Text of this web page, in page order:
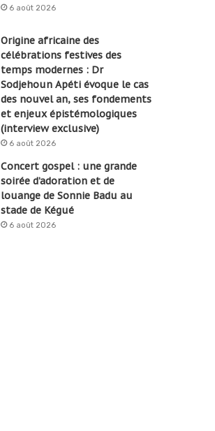
6 août 2026
Origine africaine des
célébrations festives des
temps modernes : Dr
Sodjehoun Apéti évoque le cas
des nouvel an, ses fondements
et enjeux épistémologiques
(interview exclusive)
6 août 2026
Concert gospel : une grande
soirée d’adoration et de
louange de Sonnie Badu au
stade de Kégué
6 août 2026